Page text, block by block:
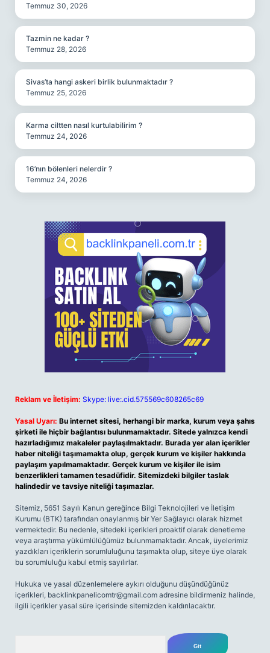
Temmuz 30, 2026
Tazmin ne kadar ?
Temmuz 28, 2026
Sivas’ta hangi askeri birlik bulunmaktadır ?
Temmuz 25, 2026
Karma ciltten nasıl kurtulabilirim ?
Temmuz 24, 2026
16’nın bölenleri nelerdir ?
Temmuz 24, 2026
Reklam ve İletişim: Skype: live:.cid.575569c608265c69
Yasal Uyarı: Bu internet sitesi, herhangi bir marka, kurum veya şahıs
şirketi ile hiçbir bağlantısı bulunmamaktadır. Sitede yalnızca kendi
hazırladığımız makaleler paylaşılmaktadır. Burada yer alan içerikler
haber niteliği taşımamakta olup, gerçek kurum ve kişiler hakkında
paylaşım yapılmamaktadır. Gerçek kurum ve kişiler ile isim
benzerlikleri tamamen tesadüfidir. Sitemizdeki bilgiler taslak
halindedir ve tavsiye niteliği taşımazlar.
Sitemiz, 5651 Sayılı Kanun gereğince Bilgi Teknolojileri ve İletişim
Kurumu (BTK) tarafından onaylanmış bir Yer Sağlayıcı olarak hizmet
vermektedir. Bu nedenle, sitedeki içerikleri proaktif olarak denetleme
veya araştırma yükümlülüğümüz bulunmamaktadır. Ancak, üyelerimiz
yazdıkları içeriklerin sorumluluğunu taşımakta olup, siteye üye olarak
bu sorumluluğu kabul etmiş sayılırlar.
Hukuka ve yasal düzenlemelere aykırı olduğunu düşündüğünüz
içerikleri, backlinkpanelicomtr@gmail.com adresine bildirmeniz halinde,
ilgili içerikler yasal süre içerisinde sitemizden kaldırılacaktır.